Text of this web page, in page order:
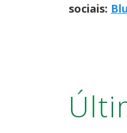
sociais: